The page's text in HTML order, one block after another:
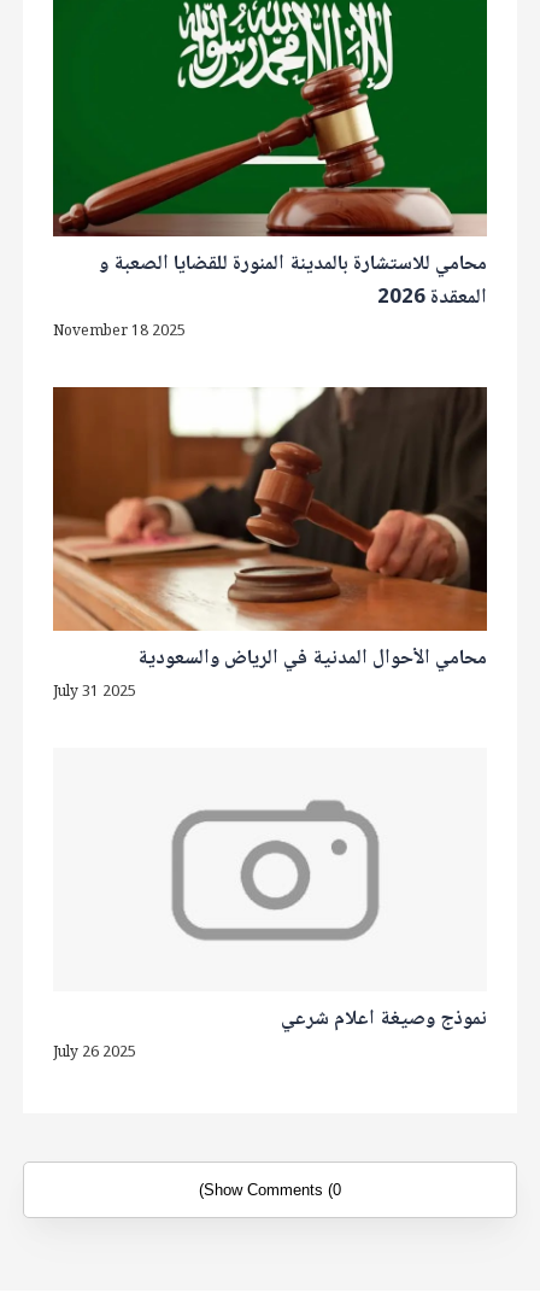
محامي للاستشارة بالمدينة المنورة للقضايا الصعبة و
المعقدة 2026
November 18 2025
محامي الأحوال المدنية في الرياض والسعودية
July 31 2025
نموذج وصيغة اعلام شرعي
July 26 2025
Show Comments (0)